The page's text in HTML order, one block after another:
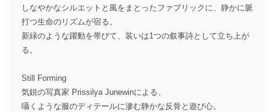
しなやかなシルエットと風をまとったファブリックに、静かに脈
打つ生命のリズムが宿る。
新緑のような躍動を帯びて、装いは1つの叙事詩として立ち上が
る。
Still Forming
気鋭の写真家 Prissilya Junewinによる、
囁くような服のディテールに滲む静かな反骨と遊び心。